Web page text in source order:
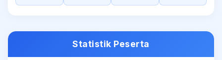
Statistik Peserta